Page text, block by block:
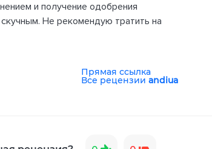
и получение одобрения
Не рекомендую тратить на
Прямая ссылка
Все рецензииandiua